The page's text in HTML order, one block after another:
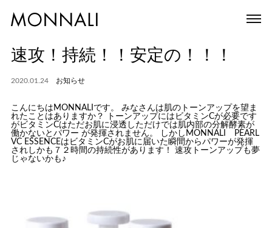
速攻！持続！！安定の！！！
2020.01.24 お知らせ
こんにちはMONNALIです。 みなさんは肌のトーンアップを望ま
れたことはありますか？ トーンアップにはビタミンCが必要です
がビタミンCはただお肌に浸透しただけでは肌内部の分解酵素が
働かないとパワー が発揮されません。 しかしMONNALI PEARL
VC ESSENCEはビタミンCがお肌に届いた瞬間からパワーが発揮
されしかも７２時間の持続性があります！ 速攻トーンアップも夢
じゃないかも♪